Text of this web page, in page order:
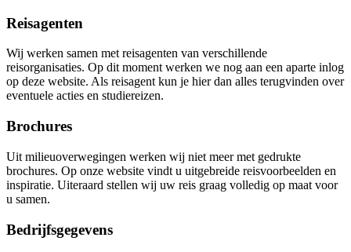
Reisagenten
Wij werken samen met reisagenten van verschillende
reisorganisaties. Op dit moment werken we nog aan een aparte inlog
op deze website. Als reisagent kun je hier dan alles terugvinden over
eventuele acties en studiereizen.
Brochures
Uit milieuoverwegingen werken wij niet meer met gedrukte
brochures. Op onze website vindt u uitgebreide reisvoorbeelden en
inspiratie. Uiteraard stellen wij uw reis graag volledig op maat voor
u samen.
Bedrijfsgegevens